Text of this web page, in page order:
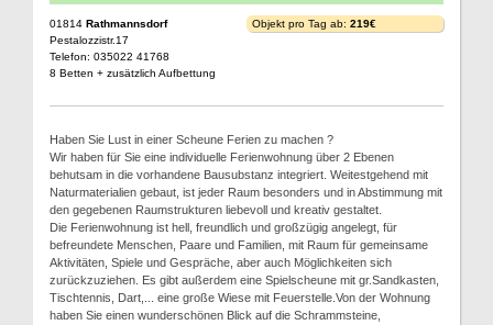
01814 Rathmannsdorf
Pestalozzistr.17
Telefon: 035022 41768
8 Betten + zusätzlich Aufbettung
Objekt pro Tag ab: 219€
Haben Sie Lust in einer Scheune Ferien zu machen ?
Wir haben für Sie eine individuelle Ferienwohnung über 2 Ebenen
behutsam in die vorhandene Bausubstanz integriert. Weitestgehend mit
Naturmaterialien gebaut, ist jeder Raum besonders und in Abstimmung mit
den gegebenen Raumstrukturen liebevoll und kreativ gestaltet.
Die Ferienwohnung ist hell, freundlich und großzügig angelegt, für
befreundete Menschen, Paare und Familien, mit Raum für gemeinsame
Aktivitäten, Spiele und Gespräche, aber auch Möglichkeiten sich
zurückzuziehen. Es gibt außerdem eine Spielscheune mit gr.Sandkasten,
Tischtennis, Dart,... eine große Wiese mit Feuerstelle.Von der Wohnung
haben Sie einen wunderschönen Blick auf die Schrammsteine,